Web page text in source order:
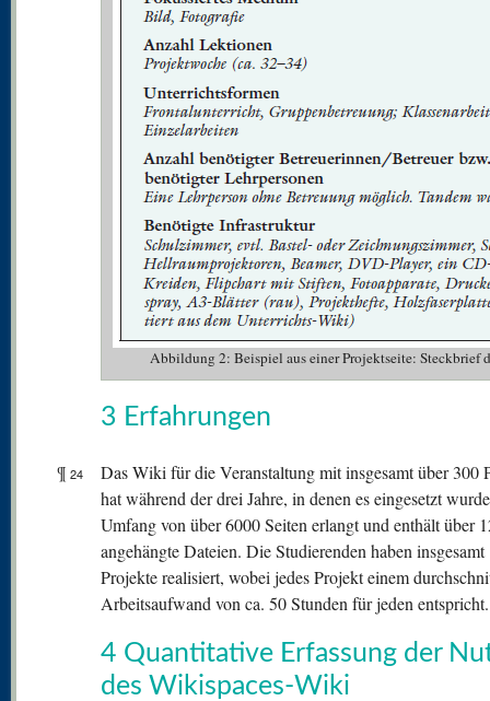
Abbildung 2: Beispiel aus einer Projektseite: Steckbrief
3 Erfahrungen
¶ 24
Das Wiki für die Veranstaltung mit insgesamt über 300
hat während der drei Jahre, in denen es eingesetzt
Umfang von über 6000 Seiten erlangt und enthält über
angehängte Dateien. Die Studierenden haben insgesamt
Projekte realisiert, wobei jedes Projekt einem
Arbeitsaufwand von ca. 50 Stunden für jeden entspricht.
4 Quantitative Erfassung der
des Wikispaces-Wiki